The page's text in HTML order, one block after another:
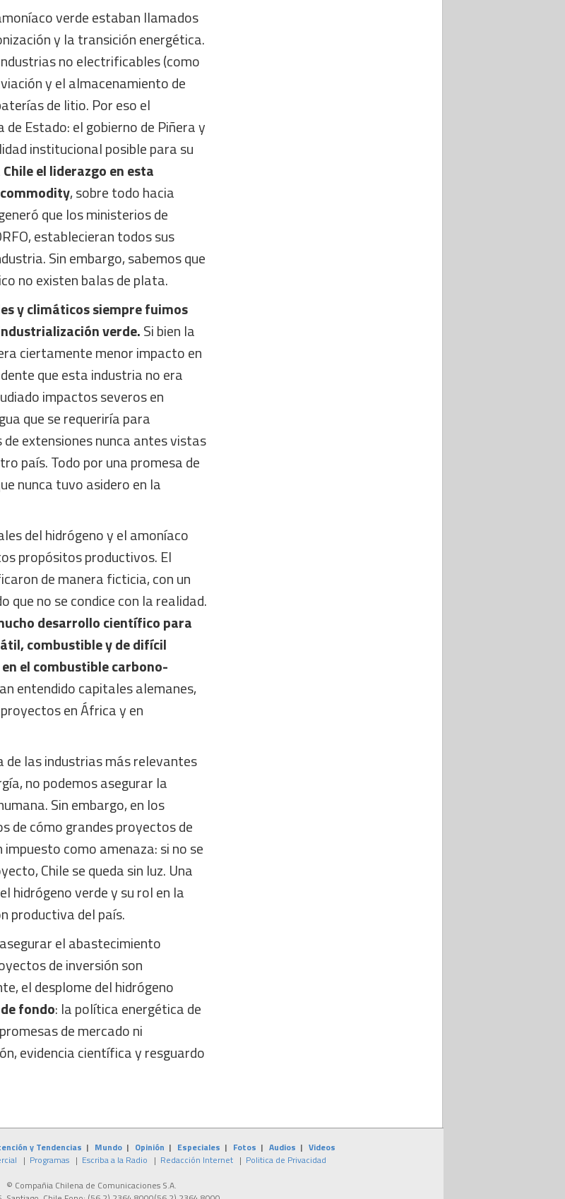
verde estaban llamados
y la transición energética.
no electrificables (como
y el almacenamiento de
de litio. Por eso el
Estado: el gobierno de Piñera y
institucional posible para su
el liderazgo en esta
, sobre todo hacia
que los ministerios de
establecieran todos sus
Sin embargo, sabemos que
no existen balas de plata.
y climáticos siempre fuimos
verde.Si bien la
ciertamente menor impacto en
que esta industria no era
impactos severos en
que se requeriría para
extensiones nunca antes vistas
país. Todo por una promesa de
nunca tuvo asidero en la
del hidrógeno y el amoníaco
propósitos productivos. El
de manera ficticia, con un
no se condice con la realidad.
desarrollo científico para
combustible y de difícil
el combustible carbono-
entendido capitales alemanes,
en África y en
de las industrias más relevantes
no podemos asegurar la
Sin embargo, en los
de cómo grandes proyectos de
como amenaza: si no se
Chile se queda sin luz. Una
hidrógeno verde y su rol en la
productiva del país.
el abastecimiento
de inversión son
el desplome del hidrógeno
fondo: la política energética de
de mercado ni
evidencia científica y resguardo
y Tendencias | Mundo| Opinión | Especiales | Fotos | Audios | Videos
| Programas | Escriba a la Radio | Redacción Internet | Politica de Privacidad
© Compañia Chilena de Comunicaciones S.A.